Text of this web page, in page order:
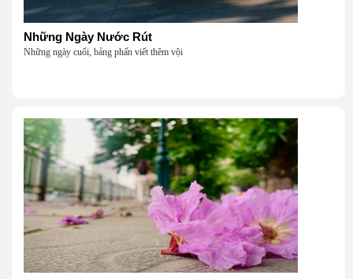
Những Ngày Nước Rút
Những ngày cuối, bảng phấn viết thêm vội